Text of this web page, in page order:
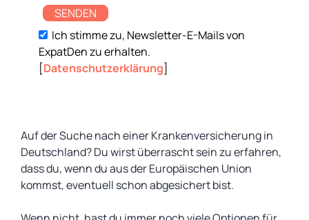
SENDEN
Ich stimme zu, Newsletter-E-Mails von
ExpatDen zu erhalten.
[Datenschutzerklärung]
Auf der Suche nach einer Krankenversicherung in
Deutschland? Du wirst überrascht sein zu erfahren,
dass du, wenn du aus der Europäischen Union
kommst, eventuell schon abgesichert bist.